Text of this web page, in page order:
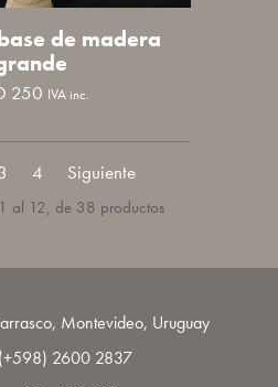
de madera
250 IVA inc.
4
al 12, de 38 productos
Montevideo, Uruguay
(+598) 2600 2837